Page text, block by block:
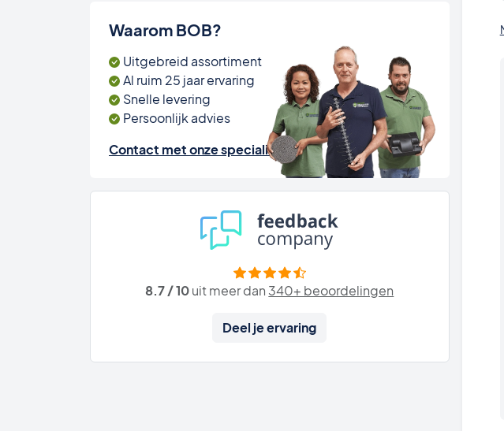
Waarom BOB?
Uitgebreid assortiment
Al ruim 25 jaar ervaring
Snelle levering
Persoonlijk advies
Contact met onze specialisten
8.7 / 10uit meer dan 340+ beoordelingen
Deel je ervaring